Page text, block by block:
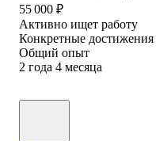
55 000 ₽
Активно ищет работу
Конкретные достижения
Общий опыт
2 года 4 месяца